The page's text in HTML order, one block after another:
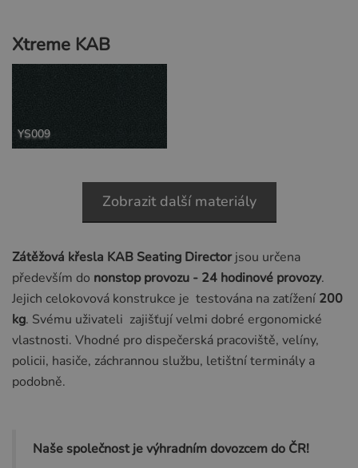
Xtreme KAB
YS009
Zobrazit další materiály
Zátěžová křesla KAB Seating Directorjsou určena
především do nonstop provozu - 24 hodinové provozy.
Jejich celokovová konstrukce je testována na zatížení 200
kg. Svému uživateli zajišťují velmi dobré ergonomické
vlastnosti. Vhodné pro dispečerská pracoviště, velíny,
policii, hasiče, záchrannou službu, letištní terminály a
podobně.
Naše společnost je výhradním dovozcem do ČR!